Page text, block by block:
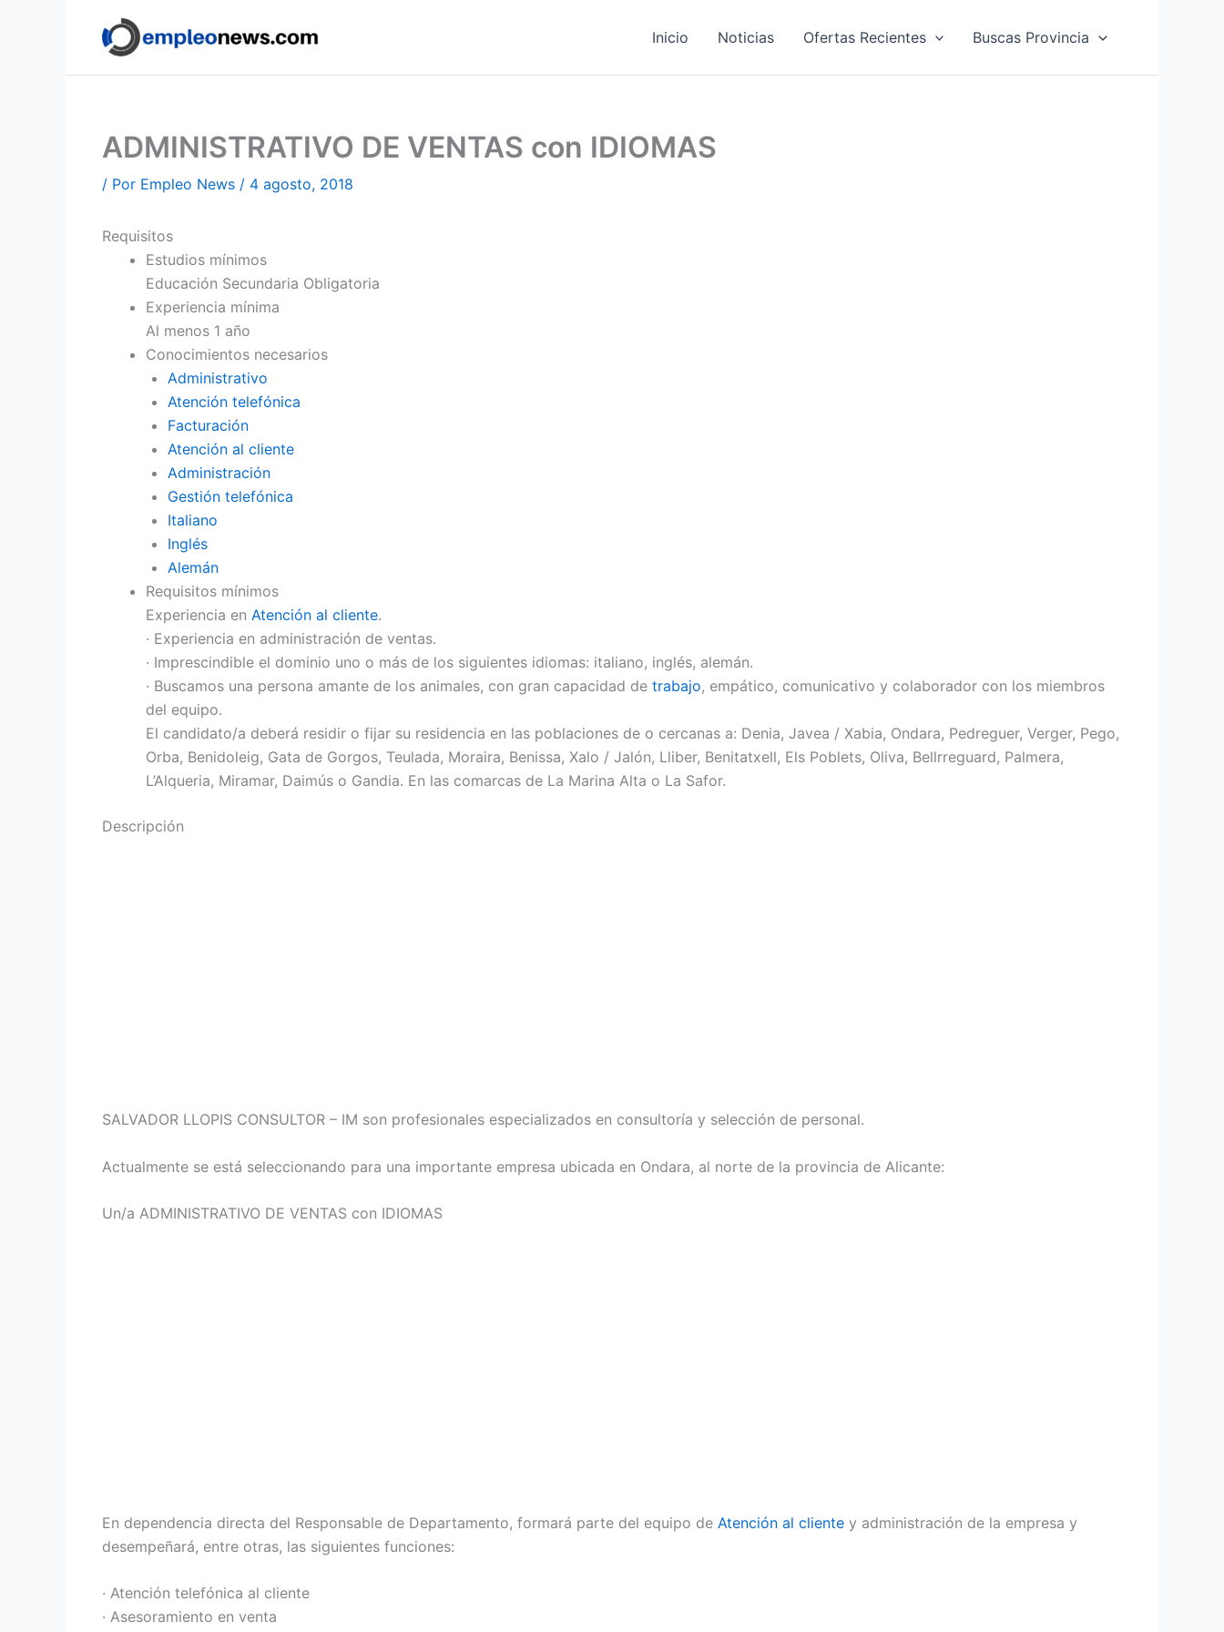
Inicio Noticias Ofertas Recientes Buscas Provincia
ADMINISTRATIVO DE VENTAS con IDIOMAS
/ Por Empleo News / 4 agosto, 2018
Requisitos
Estudios mínimos
Educación Secundaria Obligatoria
Experiencia mínima
Al menos 1 año
Conocimientos necesarios
Administrativo
Atención telefónica
Facturación
Atención al cliente
Administración
Gestión telefónica
Italiano
Inglés
Alemán
Requisitos mínimos
Experiencia en Atención al cliente.
· Experiencia en administración de ventas.
· Imprescindible el dominio uno o más de los siguientes idiomas: italiano, inglés, alemán.
· Buscamos una persona amante de los animales, con gran capacidad de trabajo, empático, comunicativo y colaborador con los miembros
del equipo.
El candidato/a deberá residir o fijar su residencia en las poblaciones de o cercanas a: Denia, Javea / Xabia, Ondara, Pedreguer, Verger, Pego,
Orba, Benidoleig, Gata de Gorgos, Teulada, Moraira, Benissa, Xalo / Jalón, Lliber, Benitatxell, Els Poblets, Oliva, Bellrreguard, Palmera,
L’Alqueria, Miramar, Daimús o Gandia. En las comarcas de La Marina Alta o La Safor.
Descripción
SALVADOR LLOPIS CONSULTOR – IM son profesionales especializados en consultoría y selección de personal.
Actualmente se está seleccionando para una importante empresa ubicada en Ondara, al norte de la provincia de Alicante:
Un/a ADMINISTRATIVO DE VENTAS con IDIOMAS
En dependencia directa del Responsable de Departamento, formará parte del equipo de Atención al cliente y administración de la empresa y
desempeñará, entre otras, las siguientes funciones:
· Atención telefónica al cliente
· Asesoramiento en venta